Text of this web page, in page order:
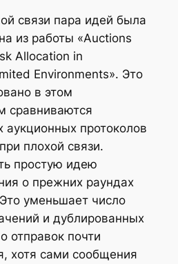
связи пара идей была
из работы «Auctions
Allocation in
Environments». Это
в этом
сравниваются
аукционных протоколов
плохой связи.
простую идею
о прежних раундах
уменьшает число
и дублированных
отправок почти
хотя сами сообщения